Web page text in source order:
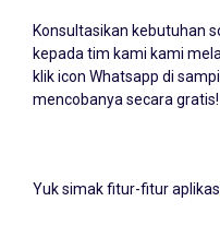
Konsultasikan kebutuhan
kepada tim kami kami
klik icon Whatsapp di
mencobanya secara gratis!
Yuk simak fitur-fitur